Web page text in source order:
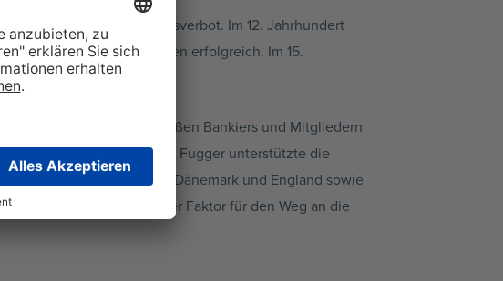
allerdings noch das Zinsverbot. Im 12. Jahrhundert
Gebiet als ausgesprochen erfolgreich. Im 15.
zwischen großen Bankiers und Mitgliedern
aus Augsburg. Jakob Fugger unterstützte die
darunter die Könige von Dänemark und England sowie
Fugger als wesentlicher Faktor für den Weg an die